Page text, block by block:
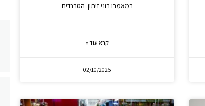
במאמרו רוני זיתון. הטרנדים
קרא עוד »
02/10/2025